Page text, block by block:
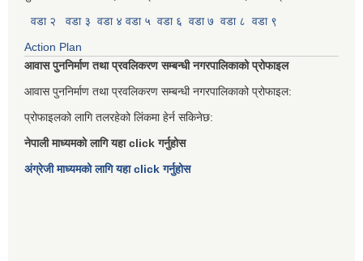
वडा २
वडा ३ वडा ४ वडा ५ वडा ६ वडा ७ वडा ८ वडा ९
Action Plan
आवास पुननिर्माण तथा प्रवलिकरण सम्बन्धी नगरपालिकाको प्रोफाइल
आवास पुननिर्माण तथा प्रवलिकरण सम्बन्धी नगरपालिकाको प्रोफाइल:
प्रोफाइलको लागि तलरहेको लिंकमा हेर्न सकिनेछ:
नेपाली माध्यमको लागि यहा click गर्नुहोस
अंग्रेजी माध्यमको लागि यहा click गर्नुहोस